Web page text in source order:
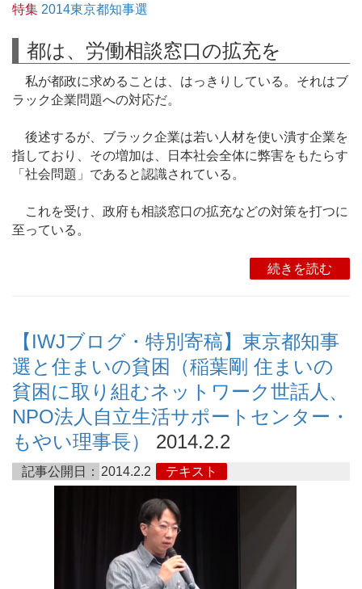
特集 2014東京都知事選
都は、労働相談窓口の拡充を
私が都政に求めることは、はっきりしている。それはブ
ラック企業問題への対応だ。
後述するが、ブラック企業は若い人材を使い潰す企業を
指しており、その増加は、日本社会全体に弊害をもたらす
「社会問題」であると認識されている。
これを受け、政府も相談窓口の拡充などの対策を打つに
至っている。
続きを読む
【IWJブログ・特別寄稿】東京都知事
選と住まいの貧困（稲葉剛 住まいの
貧困に取り組むネットワーク世話人、
NPO法人自立生活サポートセンター・
もやい理事長）
2014.2.2
記事公開日： 2014.2.2 テキスト